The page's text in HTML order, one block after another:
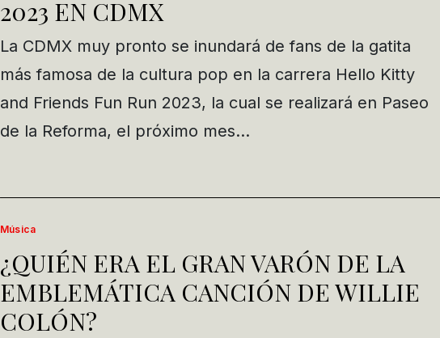
2023 EN CDMX
La CDMX muy pronto se inundará de fans de la gatita
más famosa de la cultura pop en la carrera Hello Kitty
and Friends Fun Run 2023, la cual se realizará en Paseo
de la Reforma, el próximo mes…
Música
¿QUIÉN ERA EL GRAN VARÓN DE LA
EMBLEMÁTICA CANCIÓN DE WILLIE
COLÓN?